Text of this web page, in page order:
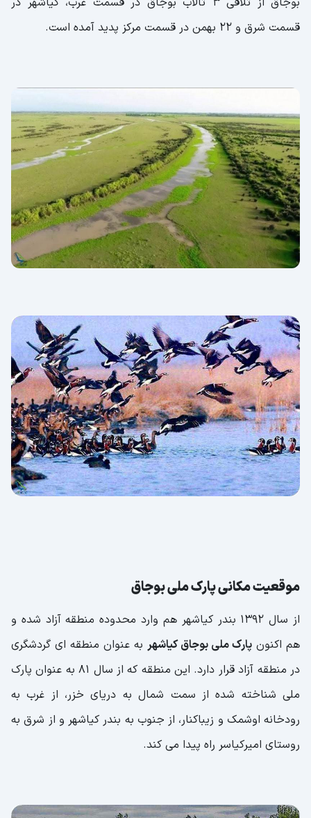
قسمت شرق و 22 بهمن در قسمت مرکز پدید آمده است.
موقعیت مکانی پارک ملی بوجاق
از سال 1392 بندر کیاشهر هم وارد محدوده منطقه آزاد شده و
هم اکنون پارک ملی بوجاق کیاشهر به عنوان منطقه ای گردشگری
در منطقه آزاد قرار دارد. این منطقه که از سال 81 به عنوان پارک
ملی شناخته شده از سمت شمال به دریای خزر، از غرب به
رودخانه اوشمک و زیباکنار، از جنوب به بندر کیاشهر و از شرق به
روستای امیرکیاسر راه پیدا می کند.